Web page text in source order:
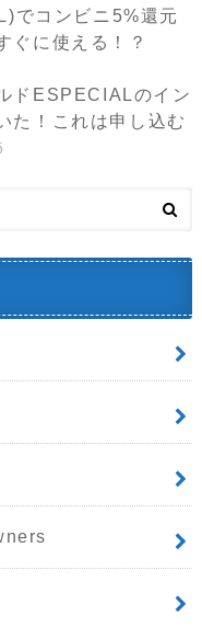
でコンビニ5%還元
ぐに使える！？
ドESPECIALのイン
た！これは申し込む